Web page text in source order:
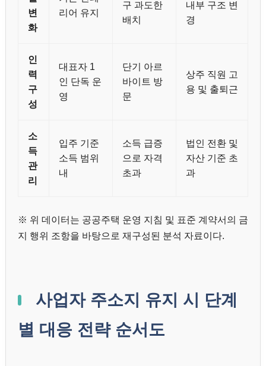
변
화
리어 유지
구 과도한
배치
내부 구조 변
경
인
력
구
성
대표자 1
인 단독 운
영
단기 아르
바이트 방
문
상주 직원 고
용 및 출퇴근
소
득
관
리
입주 기준
소득 범위
내
소득 급증
으로 자격
초과
법인 전환 및
자산 기준 초
과
※ 위 데이터는 공공주택 운영 지침 및 표준 계약서의 금
지 행위 조항을 바탕으로 재구성된 분석 자료이다.
사업자 주소지 유지 시 단계
별 대응 전략 순서도